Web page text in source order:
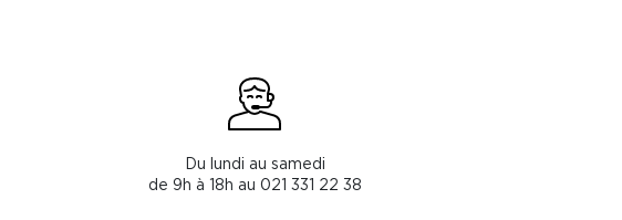
Du lundi au samedi
de 9h à 18h au 021 331 22 38